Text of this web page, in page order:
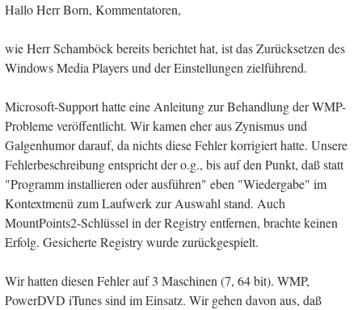
Hallo Herr Born, Kommentatoren,
wie Herr Schamböck bereits berichtet hat, ist das Zurücksetzen des
Windows Media Players und der Einstellungen zielführend.
Microsoft-Support hatte eine Anleitung zur Behandlung der WMP-
Probleme veröffentlicht. Wir kamen eher aus Zynismus und
Galgenhumor darauf, da nichts diese Fehler korrigiert hatte. Unsere
Fehlerbeschreibung entspricht der o.g., bis auf den Punkt, daß statt
"Programm installieren oder ausführen" eben "Wiedergabe" im
Kontextmenü zum Laufwerk zur Auswahl stand. Auch
MountPoints2-Schlüssel in der Registry entfernen, brachte keinen
Erfolg. Gesicherte Registry wurde zurückgespielt.
Wir hatten diesen Fehler auf 3 Maschinen (7, 64 bit). WMP,
PowerDVD iTunes sind im Einsatz. Wir gehen davon aus, daß